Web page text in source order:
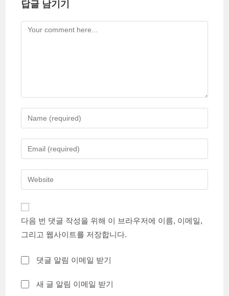
답글 남기기
Comment
Enter
your
name
comment
Enter
your
email
address
Enter
your
URL
(optional)
다음 번 댓글 작성을 위해 이 브라우저에 이름, 이메일,
그리고 웹사이트를 저장합니다.
댓글 알림 이메일 받기
새 글 알림 이메일 받기